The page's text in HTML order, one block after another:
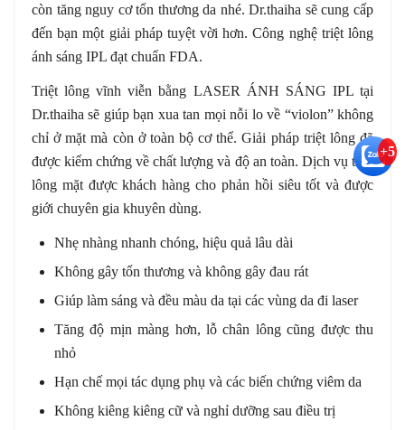
còn tăng nguy cơ tổn thương da nhé. Dr.thaiha sẽ cung cấp
đến bạn một giải pháp tuyệt vời hơn. Công nghệ triệt lông
ánh sáng IPL đạt chuẩn FDA.
Triệt lông vĩnh viễn bằng LASER ÁNH SÁNG IPL tại
Dr.thaiha sẽ giúp bạn xua tan mọi nỗi lo về “violon” không
chỉ ở mặt mà còn ở toàn bộ cơ thể. Giải pháp triệt lông đã
được kiểm chứng về chất lượng và độ an toàn. Dịch vụ triệt
lông mặt được khách hàng cho phản hồi siêu tốt và được
giới chuyên gia khuyên dùng.
Nhẹ nhàng nhanh chóng, hiệu quả lâu dài
Không gây tổn thương và không gây đau rát
Giúp làm sáng và đều màu da tại các vùng da đi laser
Tăng độ mịn màng hơn, lỗ chân lông cũng được thu
nhỏ
Hạn chế mọi tác dụng phụ và các biến chứng viêm da
Không kiêng kiêng cữ và nghỉ dưỡng sau điều trị
+5